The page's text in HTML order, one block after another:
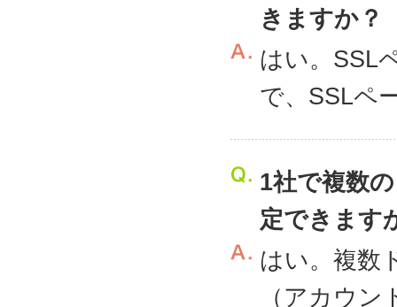
きますか？
はい。SSL
で、SSLペ
1社で複数
定できます
はい。複数
（アカウ